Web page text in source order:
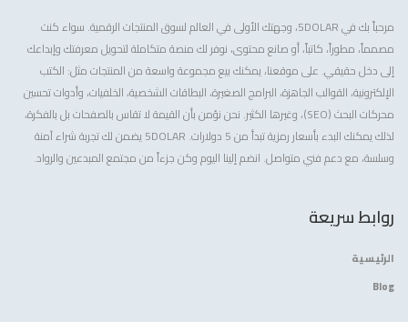
مرحباً بك في 5DOLAR، وجهتك الأولى في العالم لسوق المنتجات الرقمية. سواء كنت
مصمماً، مطوراً، كاتباً، أو صانع محتوى، نوفر لك منصة متكاملة لتحويل معرفتك وإبداعك
إلى دخل حقيقي. على موقعنا، يمكنك بيع مجموعة واسعة من المنتجات مثل: الكتب
الإلكترونية، القوالب الجاهزة، البرامج الصغيرة، البطاقات الشخصية، الخلفيات، وأدوات تحسين
محركات البحث (SEO)، وغيرها الكثير. نحن نؤمن بأن القيمة لا تقاس بالصفحات بل بالفكرة،
لذلك يمكنك البدء بأسعار رمزية تبدأ من 5 دولارات. 5DOLAR يضمن لك تجربة شراء آمنة
وسلسة، مع دعم فني متواصل. انضم إلينا اليوم وكن جزءاً من مجتمع المبدعين والرواد.
روابط سريعة
الرئيسية
Blog